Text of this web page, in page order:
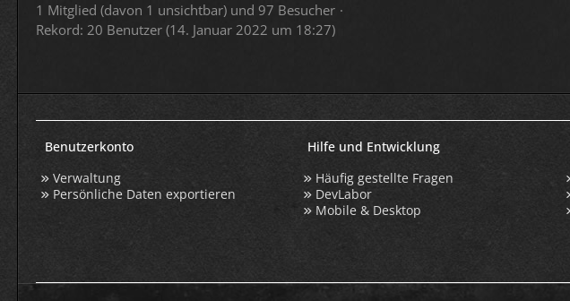
1 Mitglied (davon 1 unsichtbar) und 97 Besucher
Rekord: 20 Benutzer (14. Januar 2022 um 18:27)
Benutzerkonto
Verwaltung
Persönliche Daten exportieren
Hilfe und Entwicklung
Häufig gestellte Fragen
DevLabor
Mobile & Desktop